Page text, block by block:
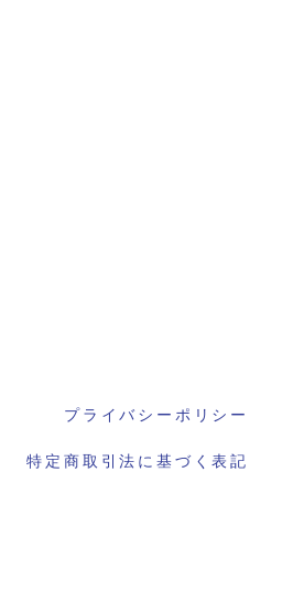
プライバシーポリシー
特定商取引法に基づく表記